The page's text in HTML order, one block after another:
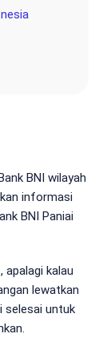
BNI wilayah
informasi
BNI Paniai
kalau
lewatkan
selesai untuk